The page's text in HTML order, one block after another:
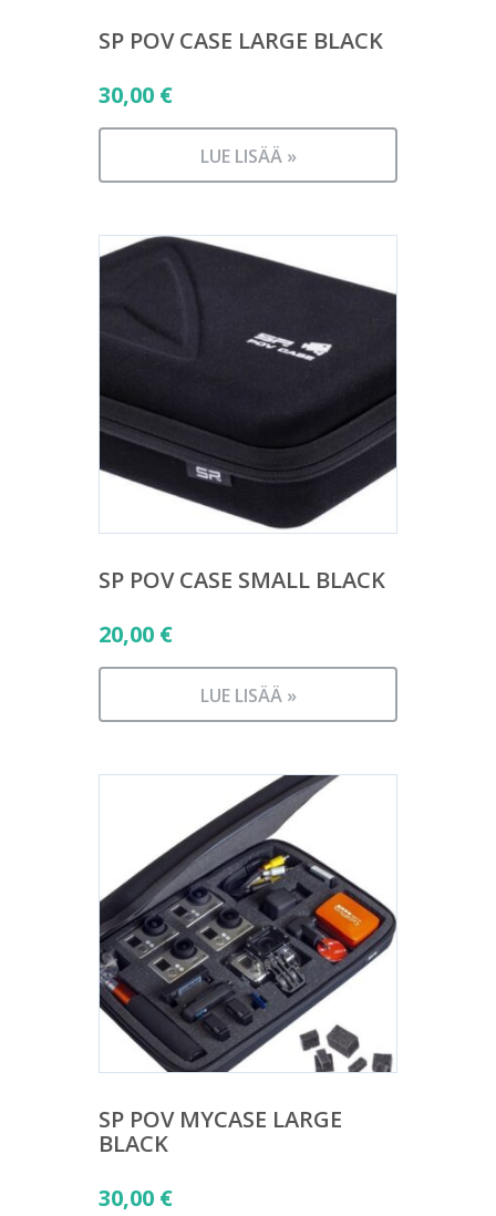
SP POV CASE LARGE BLACK
30,00 €
LUE LISÄÄ »
SP POV CASE SMALL BLACK
20,00 €
LUE LISÄÄ »
SP POV MYCASE LARGE
BLACK
30,00 €